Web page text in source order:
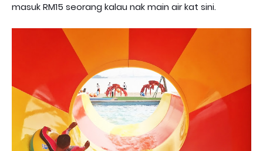
masuk RM15 seorang kalau nak main air kat sini.